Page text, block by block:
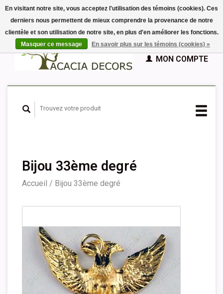
EUR
GBPFrançais
Nederlands
Español
PANIER (€0,00)
MON COMPTE
Bijou 33ème degré
Accueil / Bijou 33ème degré
En visitant notre site, vous acceptez l'utilisation des témoins (cookies). Ces
derniers nous permettent de mieux comprendre la provenance de notre
clientèle et son utilisation de notre site, en plus d'en améliorer les fonctions.
Masquer ce message
En savoir plus sur les témoins (cookies) »